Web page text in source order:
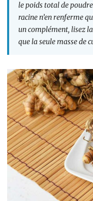
le poids total de
racine n’en renferme
un complément, lisez
que la seule masse de